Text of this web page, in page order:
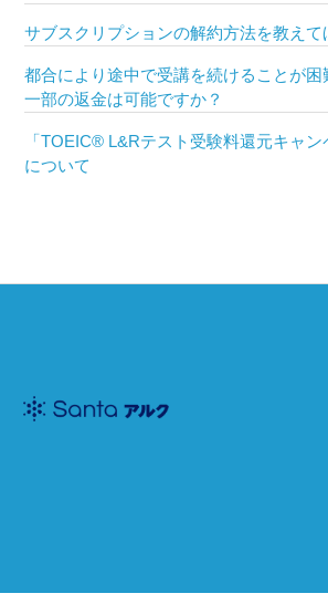
サブスクリプションの解約方法を教えて
都合により途中で受講を続けることが困
一部の返金は可能ですか？
「TOEIC® L&Rテスト受験料還元キャ
について